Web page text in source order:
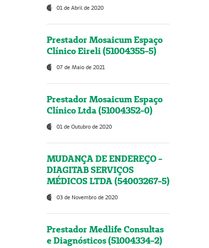
01 de Abril de 2020
Prestador Mosaicum Espaço
Clínico Eireli (51004355-5)
07 de Maio de 2021
Prestador Mosaicum Espaço
Clínico Ltda (51004352-0)
01 de Outubro de 2020
MUDANÇA DE ENDEREÇO -
DIAGITAB SERVIÇOS
MÉDICOS LTDA (54003267-5)
03 de Novembro de 2020
Prestador Medlife Consultas
e Diagnósticos (51004334-2)